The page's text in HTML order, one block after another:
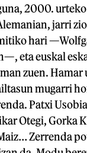
2000.
jarri
hari
eta euskal
zuen. Hamar
mugarri
Patxi
Otegi, Gorka
Zerrenda